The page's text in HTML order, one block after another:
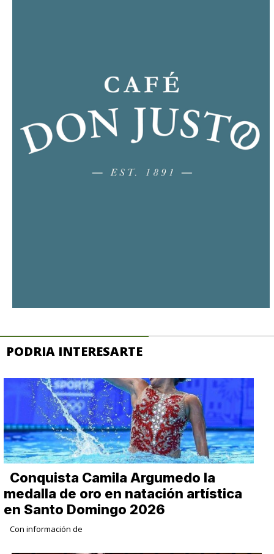
PODRIA INTERESARTE
Conquista Camila Argumedo la
medalla de oro en natación artística
en Santo Domingo 2026
Con información de